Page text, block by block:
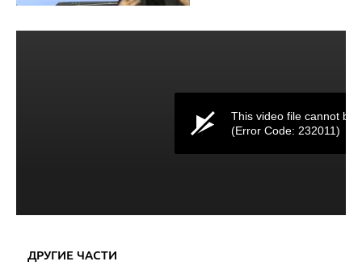
This video file cannot be
(Error Code: 232011)
ДРУГИЕ ЧАСТИ